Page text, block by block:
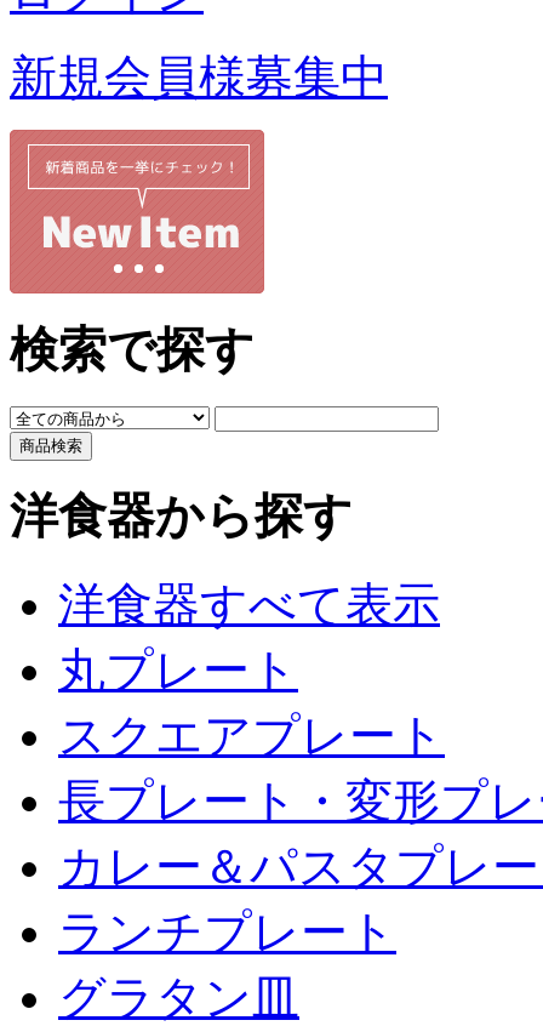
新規会員様募集中
検索で探す
洋食器から探す
洋食器すべて表示
丸プレート
スクエアプレート
長プレート・変形プ
カレー＆パスタプレ
ランチプレート
グラタン皿